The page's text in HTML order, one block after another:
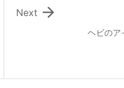
ヘビのア

Next